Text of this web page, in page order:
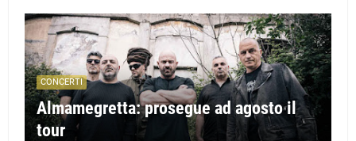
CONCERTI
Almamegretta: prosegue ad agosto il
tour